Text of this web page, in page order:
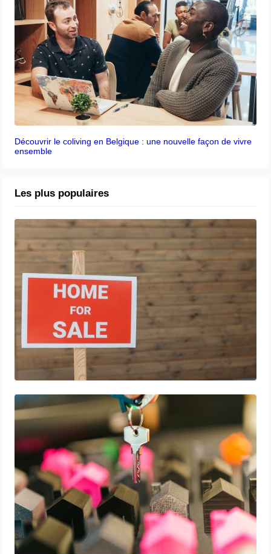
Découvrir le coliving en Belgique : une nouvelle façon de vivre
ensemble
Les plus populaires
Acheter ou louer en Belgique : quelle est
Comprendre l’amortissement immobilier :
guide pratique pour investisseurs